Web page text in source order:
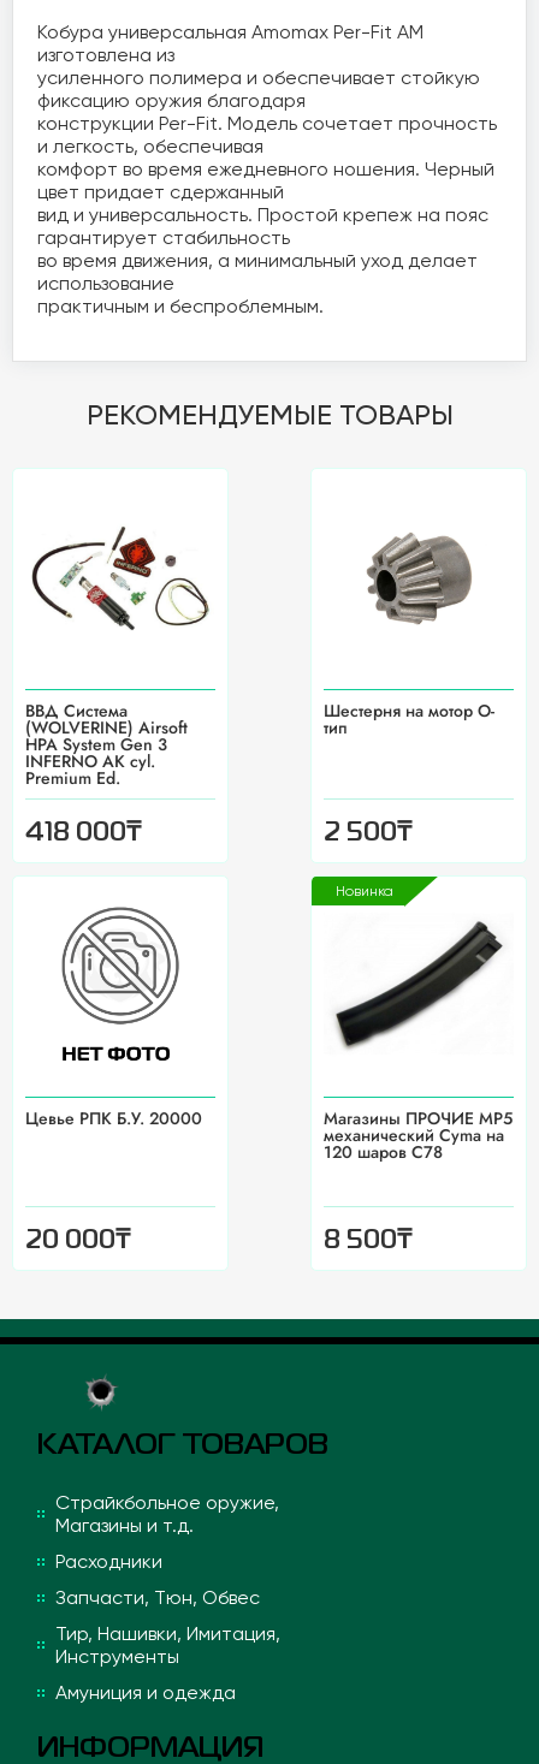
Кобура универсальная Amomax Per-Fit AM
изготовлена из
усиленного полимера и обеспечивает стойкую
фиксацию оружия благодаря
конструкции Per-Fit. Модель сочетает прочность
и легкость, обеспечивая
комфорт во время ежедневного ношения. Черный
цвет придает сдержанный
вид и универсальность. Простой крепеж на пояс
гарантирует стабильность
во время движения, а минимальный уход делает
использование
практичным и беспроблемным.
РЕКОМЕНДУЕМЫЕ ТОВАРЫ
ВВД Система
(WOLVERINE) Airsoft
HPA System Gen 3
INFERNO АК cyl.
Premium Ed.
418 000₸
Шестерня на мотор O-
тип
2 500₸
Цевье РПК Б.У. 20000
20 000₸
Магазины ПРОЧИЕ MP5
механический Cyma на
120 шаров С78
8 500₸
Новинка
КАТАЛОГ ТОВАРОВ
Страйкбольное оружие,
Магазины и т.д.
Расходники
Запчасти, Тюн, Обвес
Тир, Нашивки, Имитация,
Инструменты
Амуниция и одежда
ИНФОРМАЦИЯ